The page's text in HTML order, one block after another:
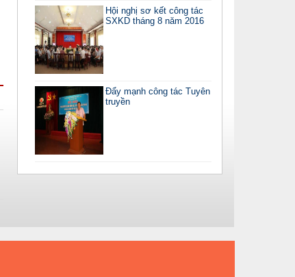
Hội nghị sơ kết công tác
SXKD tháng 8 năm 2016
Đẩy mạnh công tác Tuyên
truyền